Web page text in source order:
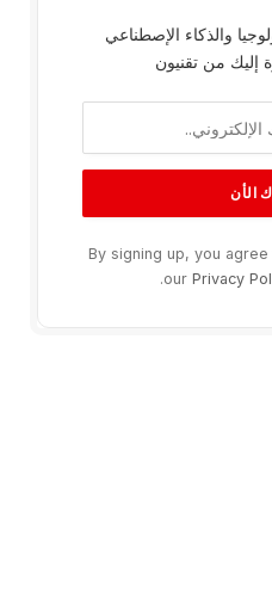
والذكاء الإصطناعي
إليك من تقنيون
By signing up, you
our Privacy